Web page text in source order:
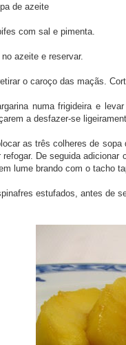
de azeite
com sal e pimenta.
azeite e reservar.
o caroço das maçãs.
numa frigideira e
a desfazer-se
as três colheres de
De seguida
lume brando com o tacho
estufados, antes de